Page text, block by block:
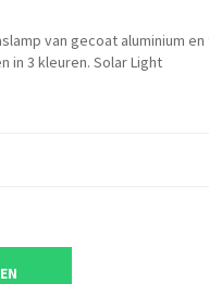
van gecoat aluminium
in 3 kleuren. Solar Light